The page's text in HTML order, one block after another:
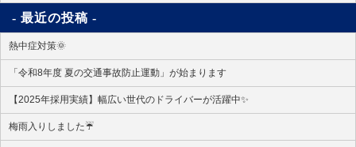
最近の投稿
熱中症対策🌞
「令和8年度 夏の交通事故防止運動」が始まります
【2025年採用実績】幅広い世代のドライバーが活躍中✨
梅雨入りしました☔